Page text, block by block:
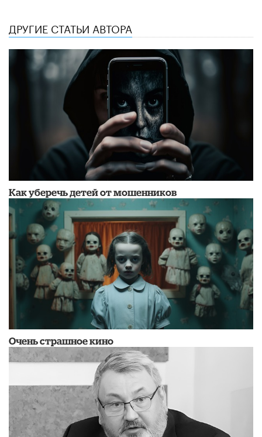
ДРУГИЕ СТАТЬИ АВТОРА
Как уберечь детей от мошенников
Очень страшное кино